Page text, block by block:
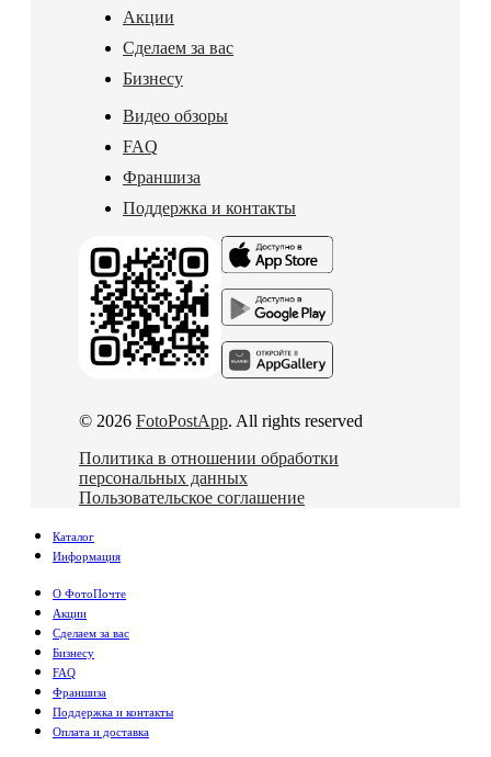
Акции
Сделаем за вас
Бизнесу
Видео обзоры
FAQ
Франшиза
Поддержка и контакты
© 2026 FotoPostApp. All rights reserved
Политика в отношении обработки
персональных данных
Пользовательское соглашение
Каталог
Информация
О ФотоПочте
Акции
Сделаем за вас
Бизнесу
FAQ
Франшиза
Поддержка и контакты
Оплата и доставка